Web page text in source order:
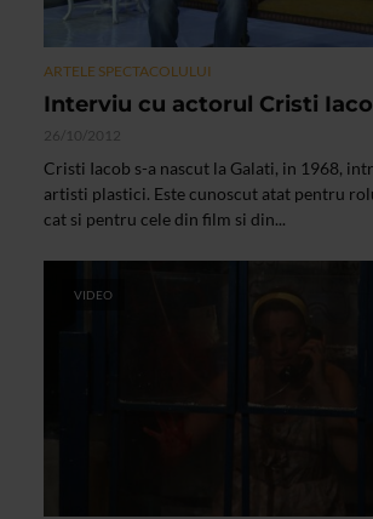
ARTELE SPECTACOLULUI
Interviu cu actorul Cristi
26/10/2012
Cristi Iacob s-a nascut la Galati, in 1968,
artisti plastici. Este cunoscut atat pentru
cat si pentru cele din film si din...
VIDEO